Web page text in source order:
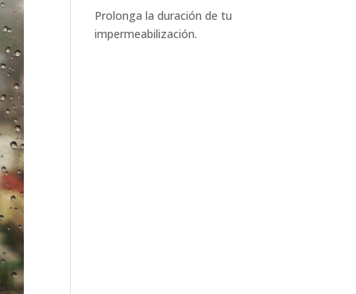
Prolonga la duración de tu
impermeabilización.